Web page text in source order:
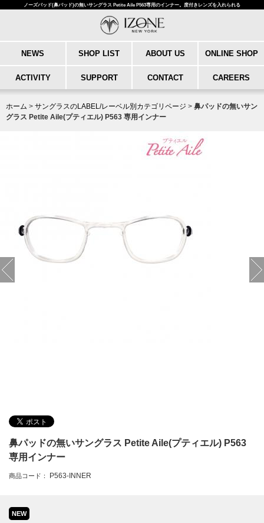
ノーズパッド(鼻パッド)の無いサングラス Petite Aile P563専用のインナー。度付きレンズを入れられる
NEWS SHOP LIST ABOUT US ONLINE SHOP
ACTIVITY SUPPORT CONTACT CAREERS
ホーム > サングラスのLABEL/レーベル別カテゴリページ > 鼻パッドの無いサン
グラス Petite Aile(プティエル) P563 専用インナー
鼻パッドの無いサングラス Petite Aile(プティエル) P563
専用インナー
商品コード： P563-INNER
NEW